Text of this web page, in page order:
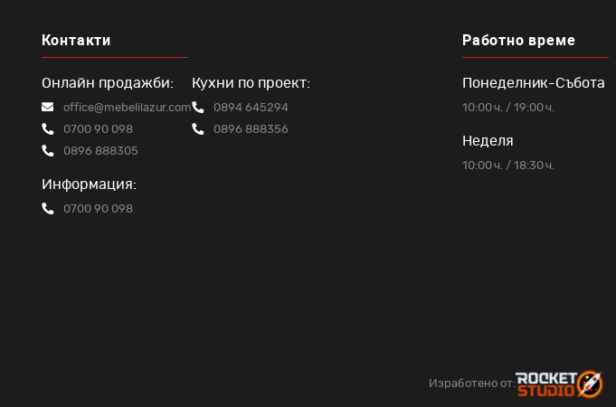
Контакти
Онлайн продажби:
office@mebelilazur.com
0700 90 098
0896 888305
Информация:
0700 90 098
Кухни по проект:
0894 645294
0896 888356
Работно време
Понеделник-Събота
10:00 ч. / 19:00 ч.
Неделя
10:00 ч. / 18:30 ч.
Изработено от: